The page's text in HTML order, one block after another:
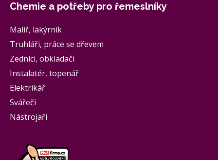
Chemie a potřeby pro řemeslníky
Malíř, lakýrník
Truhláři, práce se dřevem
Zedníci, obkladači
Instalatér, topenář
Elektrikář
Svářeči
Nástrojaři